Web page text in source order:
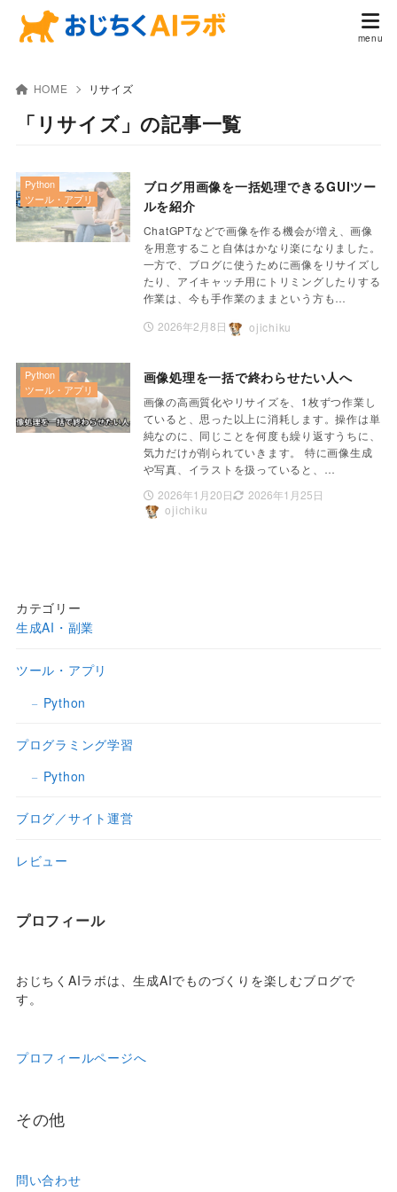
HOME リサイズ
「リサイズ」の記事一覧
ブログ用画像を一括処理できるGUIツー
ルを紹介
ChatGPTなどで画像を作る機会が増え、画像
を用意すること自体はかなり楽になりました。
一方で、ブログに使うために画像をリサイズし
たり、アイキャッチ用にトリミングしたりする
作業は、今も手作業のままという方も…
2026年2月8日
Python
ツール・アプリ
ojichiku
画像処理を一括で終わらせたい人へ
画像の高画質化やリサイズを、1枚ずつ作業し
ていると、思った以上に消耗します。操作は単
純なのに、同じことを何度も繰り返すうちに、
気力だけが削られていきます。 特に画像生成
や写真、イラストを扱っていると、…
2026年1月20日
2026年1月25日
Python
ツール・アプリ
ojichiku
カテゴリー
生成AI・副業
ツール・アプリ
Python
プログラミング学習
Python
ブログ／サイト運営
レビュー
プロフィール
おじちくAIラボは、生成AIでものづくりを楽しむブログで
す。
プロフィールページへ
その他
問い合わせ